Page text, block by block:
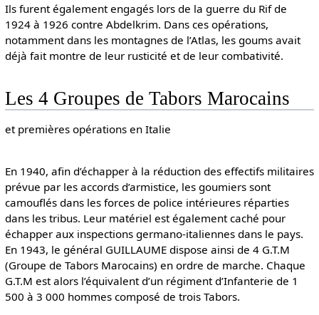
Ils furent également engagés lors de la guerre du Rif de
1924 à 1926 contre Abdelkrim. Dans ces opérations,
notamment dans les montagnes de l’Atlas, les goums avait
déjà fait montre de leur rusticité et de leur combativité.
Les 4 Groupes de Tabors Marocains
et premières opérations en Italie
En 1940, afin d’échapper à la réduction des effectifs militaires
prévue par les accords d’armistice, les goumiers sont
camouflés dans les forces de police intérieures réparties
dans les tribus. Leur matériel est également caché pour
échapper aux inspections germano-italiennes dans le pays.
En 1943, le général GUILLAUME dispose ainsi de 4 G.T.M
(Groupe de Tabors Marocains) en ordre de marche. Chaque
G.T.M est alors l’équivalent d’un régiment d’Infanterie de 1
500 à 3 000 hommes composé de trois Tabors.